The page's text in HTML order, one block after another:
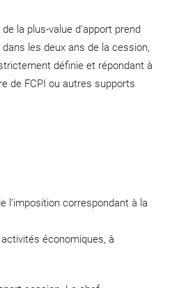
la plus-value d’apport prend
les deux ans de la cession,
définie et répondant à
de FCPI ou autres supports
l’imposition correspondant à la
économiques, à